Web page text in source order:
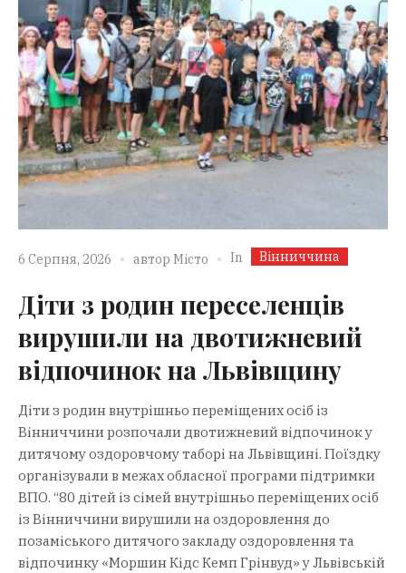
6 Серпня, 2026 автор Місто In Вінниччина
Діти з родин переселенців
вирушили на двотижневий
відпочинок на Львівщину
Діти з родин внутрішньо переміщених осіб із
Вінниччини розпочали двотижневий відпочинок у
дитячому оздоровчому таборі на Львівщині. Поїздку
організували в межах обласної програми підтримки
ВПО. “80 дітей із сімей внутрішньо переміщених осіб
із Вінниччини вирушили на оздоровлення до
позаміського дитячого закладу оздоровлення та
відпочинку «Моршин Кідс Кемп Грінвуд» у Львівській